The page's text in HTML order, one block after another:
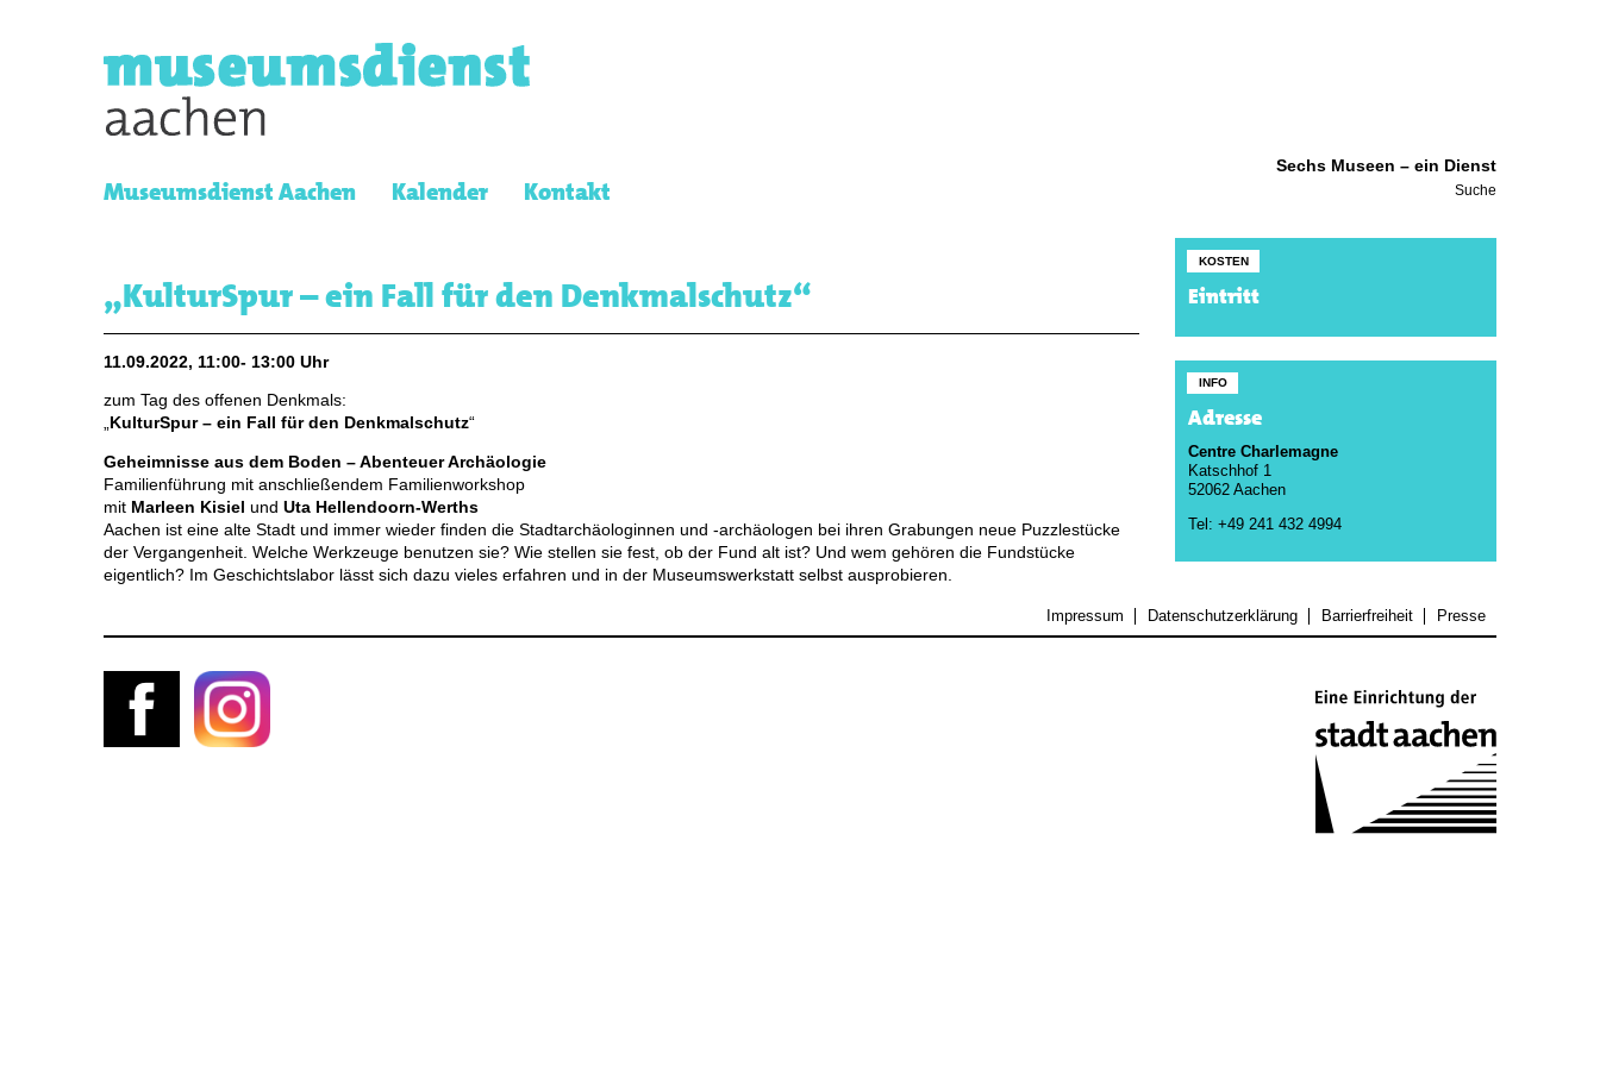
Sechs Museen – ein Dienst
Museumsdienst Aachen Kalender Kontakt Suche
„KulturSpur – ein Fall für den Denkmalschutz“
11.09.2022, 11:00- 13:00 Uhr
zum Tag des offenen Denkmals:
„ KulturSpur – ein Fall für den Denkmalschutz“
Geheimnisse aus dem Boden – Abenteuer Archäologie
Familienführung mit anschließendem Familienworkshop
mit Marleen Kisiel und Uta Hellendoorn-Werths
Aachen ist eine alte Stadt und immer wieder finden die Stadtarchäologinnen und -archäologen bei ihren Grabungen neue Puzzlestücke
der Vergangenheit. Welche Werkzeuge benutzen sie? Wie stellen sie fest, ob der Fund alt ist? Und wem gehören die Fundstücke
eigentlich? Im Geschichtslabor lässt sich dazu vieles erfahren und in der Museumswerkstatt selbst ausprobieren.
KOSTEN
Eintritt
INFO
Adresse
Centre Charlemagne
Katschhof 1
52062 Aachen
Tel: +49 241 432 4994
Impressum Datenschutzerklärung Barrierfreiheit Presse